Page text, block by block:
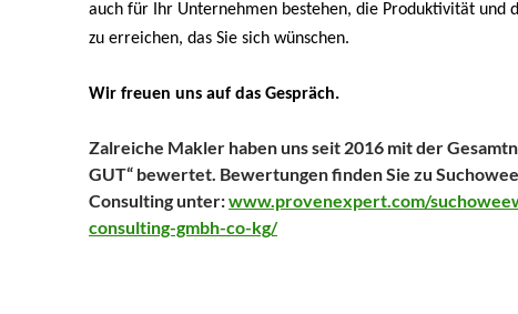
auch für Ihr Unternehmen bestehen, die Produktivität und
zu erreichen, das Sie sich wünschen.
Wir freuen uns auf das Gespräch.
Zalreiche Makler haben uns seit 2016 mit der
GUT“ bewertet. Bewertungen finden Sie zu
Consulting unter:www.provenexpert.com/
consulting-gmbh-co-kg/